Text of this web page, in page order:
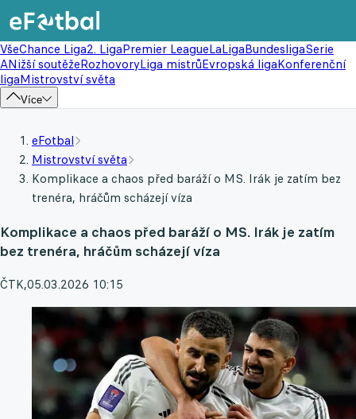
VšeChance Liga2. LigaPremier LeagueLaLigaBundesligaSerie
ANižší soutěžeRozhovoryLiga mistrůEvropská ligaKonferenční
ligaMistrovství světa
Více
eFotbal
Mistrovství světa
Komplikace a chaos před baráží o MS. Irák je zatím bez
trenéra, hráčům scházejí víza
Komplikace a chaos před baráží o MS. Irák je zatím
bez trenéra, hráčům scházejí víza
ČTK,05.03.2026 10:15